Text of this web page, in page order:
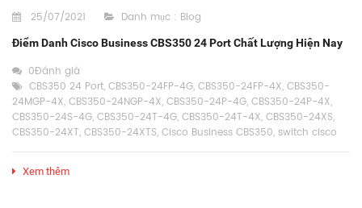
25/07/2021 Danh mục : Blog
Điểm Danh Cisco Business CBS350 24 Port Chất Lượng Hiện Nay
0Đánh giá
CBS350 24 Port, CBS350-24FP-4G, CBS350-24FP-4X, CBS350-
24MGP-4X, CBS350-24NGP-4X, CBS350-24P-4G, CBS350-24P-4X,
CBS350-24S-4G, CBS350-24T-4G, CBS350-24T-4X, CBS350-24XS,
CBS350-24XT, CBS350-24XTS, Cisco Business CBS350, switch cisco
Xem thêm